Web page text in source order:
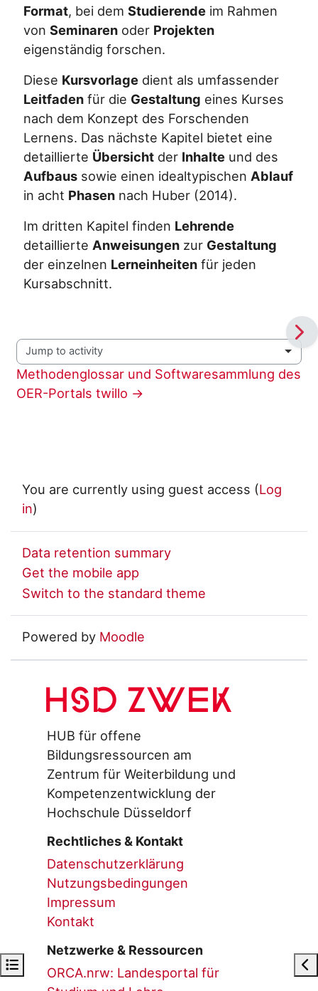
Open course index
Format, bei dem Studierende im Rahmen
von Seminaren oder Projekten
eigenständig forschen.
Diese Kursvorlage dient als umfassender
Leitfaden für die Gestaltung eines Kurses
nach dem Konzept des Forschenden
Lernens. Das nächste Kapitel bietet eine
detaillierte Übersicht der Inhalte und des
Aufbaus sowie einen idealtypischen Ablauf
in acht Phasen nach Huber (2014).
Im dritten Kapitel finden Lehrende
detaillierte Anweisungen zur Gestaltung
der einzelnen Lerneinheiten für jeden
Kursabschnitt.
Jump to activity
Methodenglossar und Softwaresammlung des
OER-Portals twillo →
You are currently using guest access (Log
in)
Data retention summary
Get the mobile app
Switch to the standard theme
Powered by Moodle
HSD ZWEK
HUB für offene
Bildungsressourcen am
Zentrum für Weiterbildung und
Kompetenzentwicklung der
Hochschule Düsseldorf
Rechtliches & Kontakt
Datenschutzerklärung
Nutzungsbedingungen
Impressum
Kontakt
Netzwerke & Ressourcen
ORCA.nrw: Landesportal für